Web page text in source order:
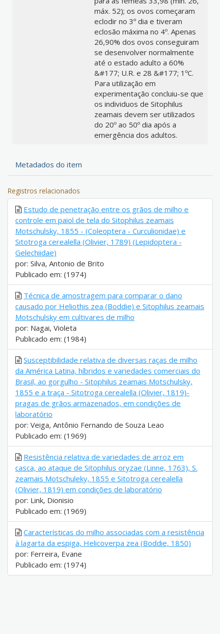
Metadados do item
Registros relacionados
Estudo de penetração entre os grãos de milho e
controle em paiol de tela do Sitophilus zeamais
Motschulsky, 1855 - (Coleoptera - Curculionidae) e
Sitotroga cerealella (Olivier, 1789) (Lepidoptera -
Gelechiidae)
por: Silva, Antonio de Brito
Publicado em: (1974)
Técnica de amostragem para comparar o dano
causado por Heliothis zea (Boddie) e Sitophilus zeamais
Motschulsky em cultivares de milho
por: Nagai, Violeta
Publicado em: (1984)
Susceptibilidade relativa de diversas raças de milho
da América Latina, híbridos e variedades comerciais do
Brasil, ao gorgulho - Sitophilus zeamais Motschulsky,
1855 e a traça - Sitotroga cerealella (Olivier, 1819)-
pragas de grãos armazenados, em condições de
laboratório
por: Veiga, Antônio Fernando de Souza Leao
Publicado em: (1969)
Resistência relativa de variedades de arroz em
casca, ao ataque de Sitophilus oryzae (Linne, 1763), S.
zeamais Motschuleky, 1855 e Sitotroga cerealella
(Olivier, 1819) em condições de laboratório
por: Link, Dionisio
Publicado em: (1969)
Características do milho associadas com a resistência
à lagarta da espiga, Helicoverpa zea (Boddie, 1850)
por: Ferreira, Evane
Publicado em: (1974)